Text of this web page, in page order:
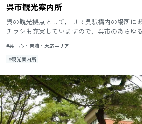
呉市観光案内所
呉の観光拠点として，ＪＲ呉駅構内の場所に
チラシも充実していますので，呉市のあらゆ
#呉中心・吉浦・天応エリア
#観光案内所